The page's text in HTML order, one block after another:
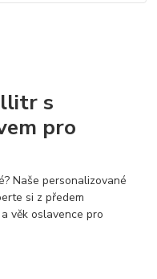
s
pro
Naše personalizované
si z předem
věk oslavence pro